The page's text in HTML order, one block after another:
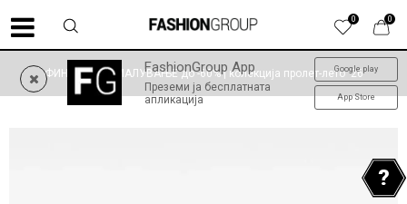
0
0
FashionGroup App
Преземи ја бесплатната
апликација
Google play
App Store
ФИНАЛНО НАМАЛУВАЊЕ до -60% | колекција пролет-лето '26